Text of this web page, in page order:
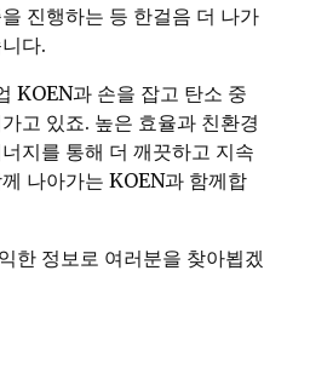
진행하는 등 한걸음 더 나가
다.
KOEN과 손을 잡고 탄소 중
고 있죠. 높은 효율과 친환경
지를 통해 더 깨끗하고 지속
나아가는 KOEN과 함께합
한 정보로 여러분을 찾아뵙겠